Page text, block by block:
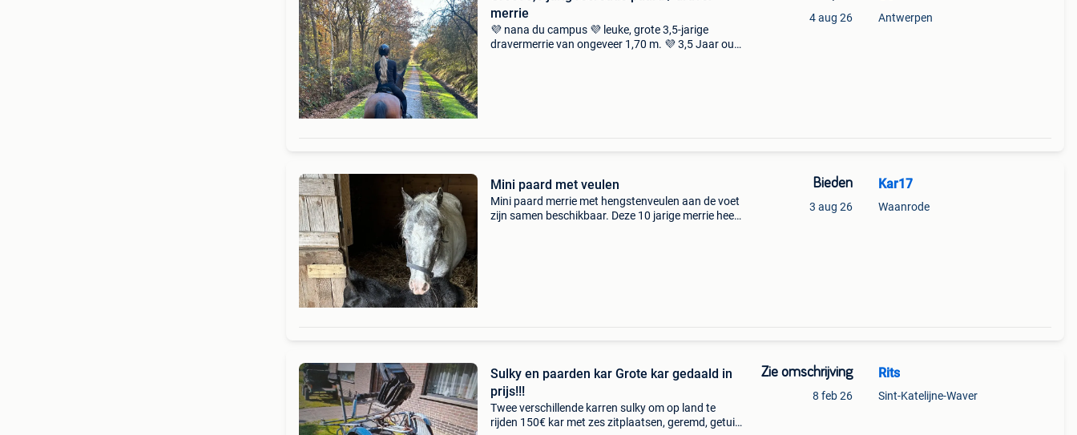
merrie
💜 nana du campus 💜 leuke, grote 3,5-jarige
dravermerrie van ongeveer 1,70 m. 💜 3,5 Jaar oud
4 aug 26 Antwerpen
Mini paard met veulen
Mini paard merrie met hengstenveulen aan de voet
zijn samen beschikbaar. Deze 10 jarige merrie heeft
Bieden
3 aug 26
Kar17
Waanrode
Sulky en paarden kar Grote kar gedaald in
prijs!!!
Twee verschillende karren sulky om op land te
rijden 150€ kar met zes zitplaatsen, geremd, getuig,
Zie omschrijving
8 feb 26
Rits
Sint-Katelijne-Waver